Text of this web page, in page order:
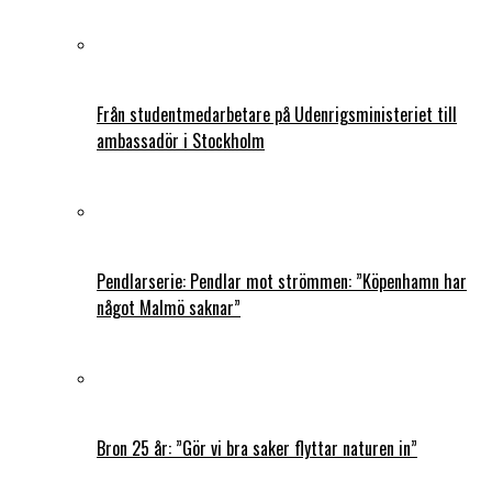
Från studentmedarbetare på Udenrigsministeriet till
ambassadör i Stockholm
Pendlarserie: Pendlar mot strömmen: ”Köpenhamn har
något Malmö saknar”
Bron 25 år: ”Gör vi bra saker flyttar naturen in”